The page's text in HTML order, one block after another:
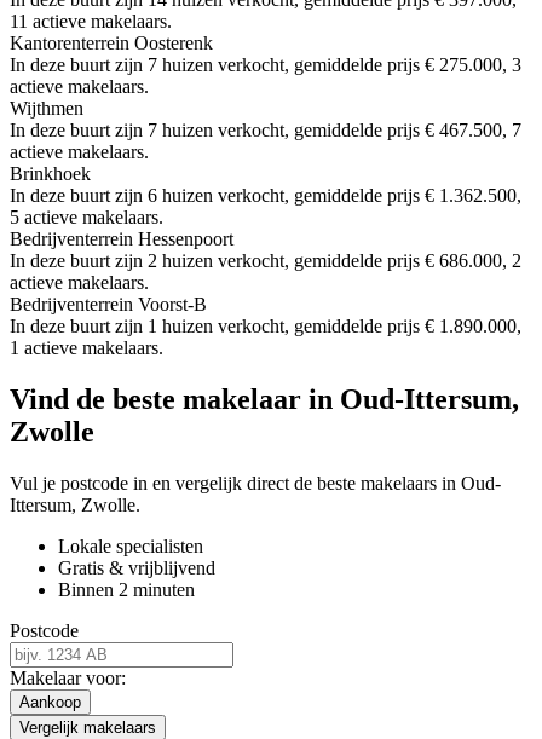
11 actieve makelaars.
Kantorenterrein Oosterenk
In deze buurt zijn 7 huizen verkocht, gemiddelde prijs € 275.000, 3
actieve makelaars.
Wijthmen
In deze buurt zijn 7 huizen verkocht, gemiddelde prijs € 467.500, 7
actieve makelaars.
Brinkhoek
In deze buurt zijn 6 huizen verkocht, gemiddelde prijs € 1.362.500,
5 actieve makelaars.
Bedrijventerrein Hessenpoort
In deze buurt zijn 2 huizen verkocht, gemiddelde prijs € 686.000, 2
actieve makelaars.
Bedrijventerrein Voorst-B
In deze buurt zijn 1 huizen verkocht, gemiddelde prijs € 1.890.000,
1 actieve makelaars.
Vind de beste makelaar in Oud-Ittersum,
Zwolle
Vul je postcode in en vergelijk direct de beste makelaars in Oud-
Ittersum, Zwolle.
Lokale specialisten
Gratis & vrijblijvend
Binnen 2 minuten
Postcode
Makelaar voor:
Aankoop
Vergelijk makelaars